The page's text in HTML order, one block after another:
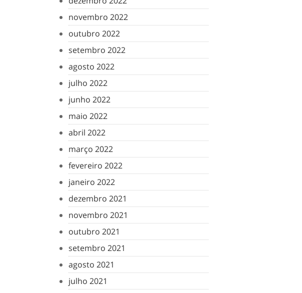
novembro 2022
outubro 2022
setembro 2022
agosto 2022
julho 2022
junho 2022
maio 2022
abril 2022
março 2022
fevereiro 2022
janeiro 2022
dezembro 2021
novembro 2021
outubro 2021
setembro 2021
agosto 2021
julho 2021